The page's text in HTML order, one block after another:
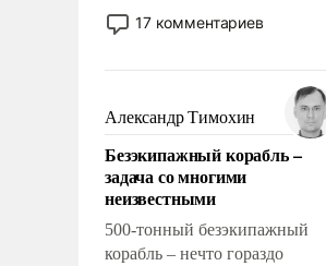
принадлежит, а кого из нее
исключили с правом
чем она отличается от просто
образованных людей. Иногда
казалось, что эти вопросы
решены раз и навсегда, но –
нет, не решены.
17 комментариев
Александр Тимохин
Безэкипажный корабль –
задача со многими
неизвестными
500-тонный безэкипажный
корабль – нечто гораздо